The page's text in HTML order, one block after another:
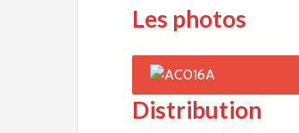
Les photos
Distribution